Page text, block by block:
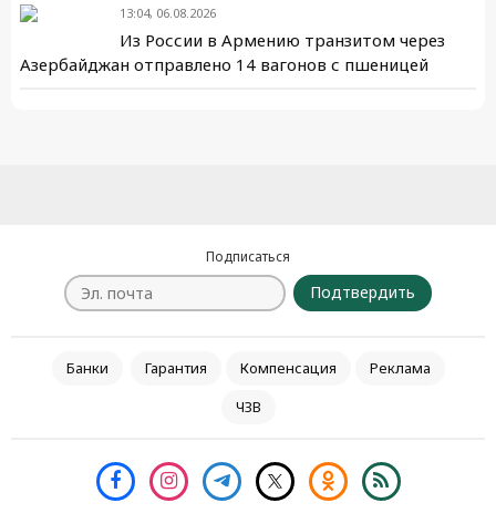
13:04, 06.08.2026
Из России в Армению транзитом через
Азербайджан отправлено 14 вагонов с пшеницей
Подписаться
Подтвердить
Банки Гарантия Компенсация
Реклама
ЧЗВ